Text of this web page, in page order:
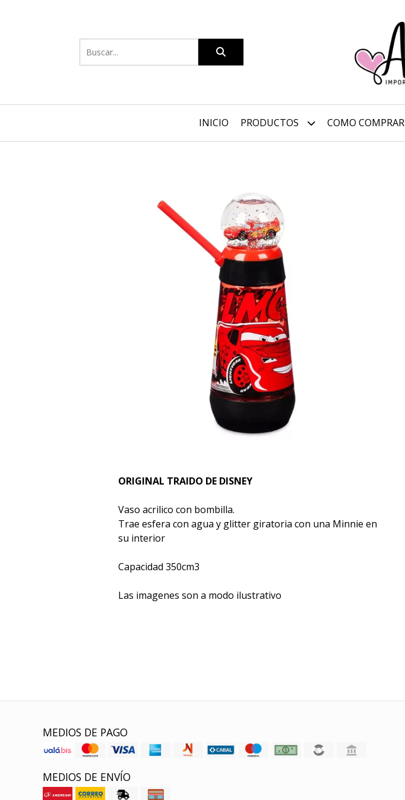
INICIO PRODUCTOS COMO COMPRAR
ORIGINAL TRAIDO DE DISNEY
Vaso acrilico con bombilla.
Trae esfera con agua y glitter giratoria con una Minnie en
su interior
Capacidad 350cm3
Las imagenes son a modo ilustrativo
MEDIOS DE PAGO
MEDIOS DE ENVÍO